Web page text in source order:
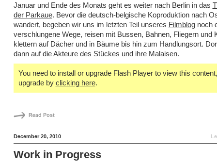
Januar und Ende des Monats geht es weiter nach Berlin in das
der Parkaue. Bevor die deutsch-belgische Koproduktion nach
wandert, begeben wir uns im letzten Teil unseres Filmblognoch
verschlungene Wege, reisen mit Bussen, Bahnen, Fliegern und
klettern auf Dächer und in Bäume bis hin zum Handlungsort.
dann auf die Akteure des Stückes und ihre Malaisen.
You need to install or upgrade Flash Player to view this
upgrade by clicking here.
December 20, 2010
Work in Progress